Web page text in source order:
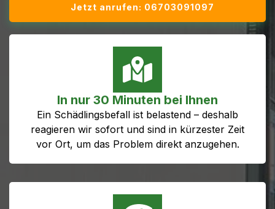
Jetzt anrufen: 06703091097
In nur 30 Minuten bei Ihnen
Ein Schädlingsbefall ist belastend – deshalb
reagieren wir sofort und sind in kürzester Zeit
vor Ort, um das Problem direkt anzugehen.